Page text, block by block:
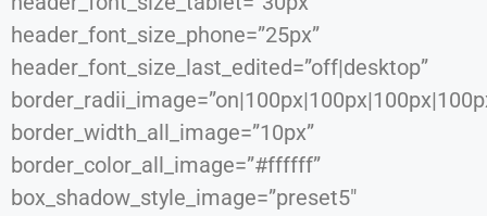
header_font_size_phone=”25px”
header_font_size_last_edited=”off|desktop”
border_width_all_image=”10px”
border_color_all_image=”#ffffff”
box_shadow_style_image=”preset5″